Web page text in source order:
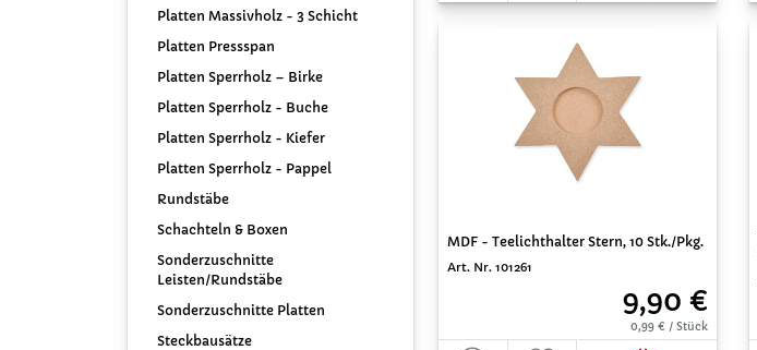
Platten Massivholz - 3 Schicht
Platten Pressspan
Platten Sperrholz – Birke
Platten Sperrholz - Buche
Platten Sperrholz - Kiefer
Platten Sperrholz - Pappel
Rundstäbe
Schachteln & Boxen
Sonderzuschnitte
Leisten/Rundstäbe
Sonderzuschnitte Platten
Steckbausätze
MDF - Teelichthalter Stern, 10 Stk./Pkg.
Art. Nr. 101261
9,90 €
0,99 € / Stück